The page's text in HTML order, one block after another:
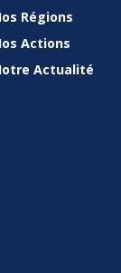
Régions
Actions
Actualité